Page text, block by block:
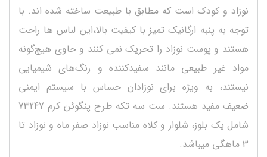
نوزاد و کودک است که مطابق با طبیعت ساخته شده اند. با
توجه به پنبه ارگانیک تمیز با کیفیت بالا،این لباس ها راحت
هستند و پوست نوزاد را تحریک نمی کنند و حاوی هیچ‌گونه
مواد غیر طبیعی مانند سفیدکننده و رنگ‌های شیمیایی
نیستند، به ویژه برای نوزادان حساس با سیستم ایمنی
ضعیف مفید هستند. ست سه تکه طرح پنگوئن کرم 73247
شامل یک بلوز، شلوار و کلاه مناسب نوزاد صفر ماه و نوزاد تا
3 ماهگی میباشد.